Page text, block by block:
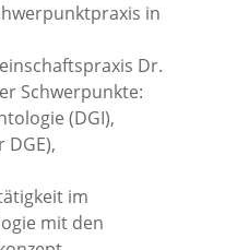
in
Dr.
Schwerpunkte:
(DGI),
DGE),
im
mit den